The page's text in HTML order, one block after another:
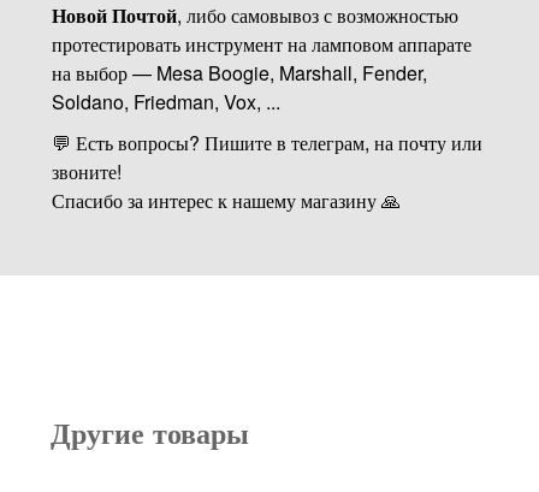
Новой Почтой, либо самовывоз с возможностью
протестировать инструмент на ламповом аппарате
на выбор — Mesa Boogie, Marshall, Fender,
Soldano, Friedman, Vox, ...
💬 Есть вопросы? Пишите в телеграм, на почту или
звоните!
Спасибо за интерес к нашему магазину 🙏
Другие товары